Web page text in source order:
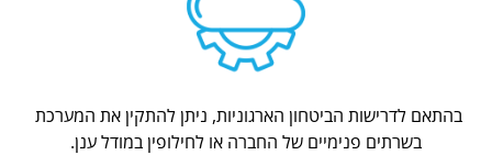
בהתאם לדרישות הביטחון הארגוניות, ניתן להתקין את המערכת
בשרתים פנימיים של החברה או לחילופין במודל ענן.